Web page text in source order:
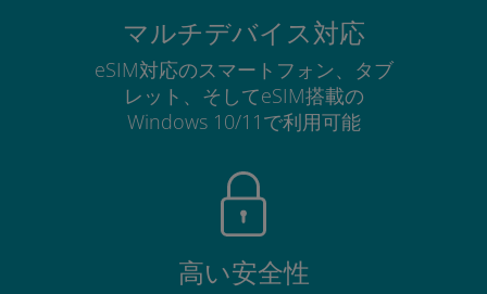
マルチデバイス対応
eSIM対応のスマートフォン、タブ
レット、そしてeSIM搭載の
Windows 10/11で利用可能
高い安全性